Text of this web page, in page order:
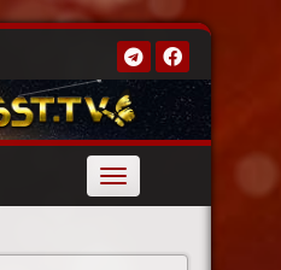
Toggle
navigation